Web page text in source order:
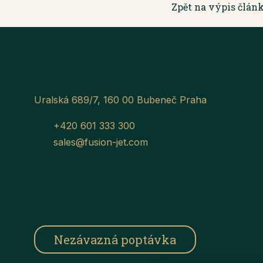
Zpět na výpis
Uralská 689/7, 160 00 Bubeneč Praha
+420 601 333 300
sales@fusion-jet.com
Nezávazná poptávka